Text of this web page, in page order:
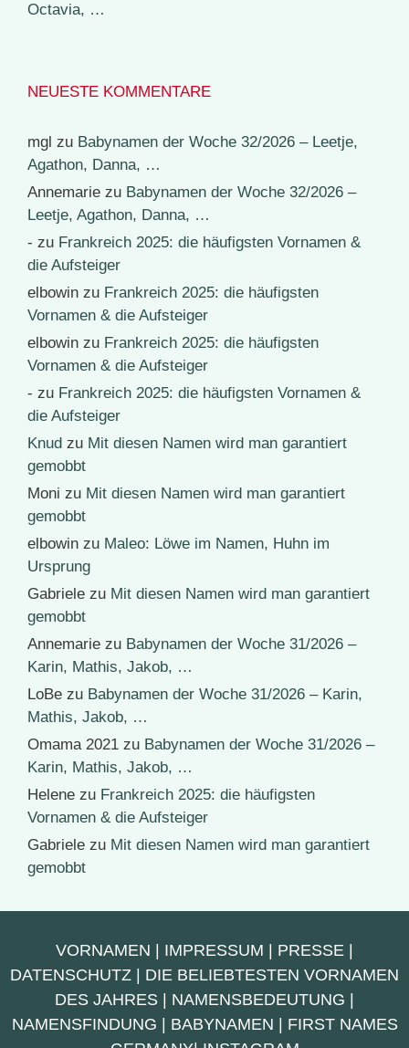
Octavia, …
NEUESTE KOMMENTARE
mgl zu Babynamen der Woche 32/2026 – Leetje,
Agathon, Danna, …
Annemarie zu Babynamen der Woche 32/2026 –
Leetje, Agathon, Danna, …
- zu Frankreich 2025: die häufigsten Vornamen &
die Aufsteiger
elbowin zu Frankreich 2025: die häufigsten
Vornamen & die Aufsteiger
elbowin zu Frankreich 2025: die häufigsten
Vornamen & die Aufsteiger
- zu Frankreich 2025: die häufigsten Vornamen &
die Aufsteiger
Knud zu Mit diesen Namen wird man garantiert
gemobbt
Moni zu Mit diesen Namen wird man garantiert
gemobbt
elbowin zu Maleo: Löwe im Namen, Huhn im
Ursprung
Gabriele zu Mit diesen Namen wird man garantiert
gemobbt
Annemarie zu Babynamen der Woche 31/2026 –
Karin, Mathis, Jakob, …
LoBe zu Babynamen der Woche 31/2026 – Karin,
Mathis, Jakob, …
Omama 2021 zu Babynamen der Woche 31/2026 –
Karin, Mathis, Jakob, …
Helene zu Frankreich 2025: die häufigsten
Vornamen & die Aufsteiger
Gabriele zu Mit diesen Namen wird man garantiert
gemobbt
VORNAMEN IMPRESSUM PRESSE
DATENSCHUTZ
DIE BELIEBTESTEN VORNAMEN
DES JAHRES
NAMENSBEDEUTUNG
NAMENSFINDUNG
BABYNAMEN
FIRST NAMES